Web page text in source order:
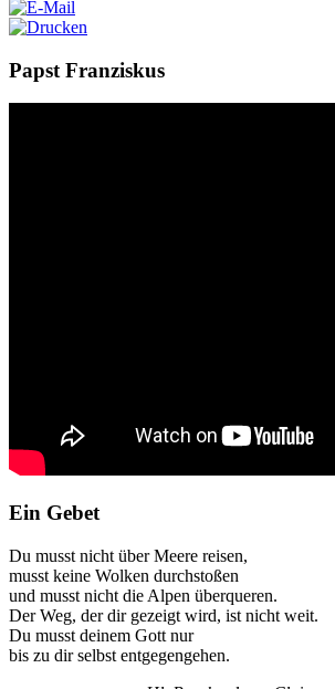
Papst Franziskus
Ein Gebet
Du musst nicht über Meere reisen,
musst keine Wolken durchstoßen
und musst nicht die Alpen überqueren.
Der Weg, der dir gezeigt wird, ist nicht weit.
Du musst deinem Gott nur
bis zu dir selbst entgegengehen.